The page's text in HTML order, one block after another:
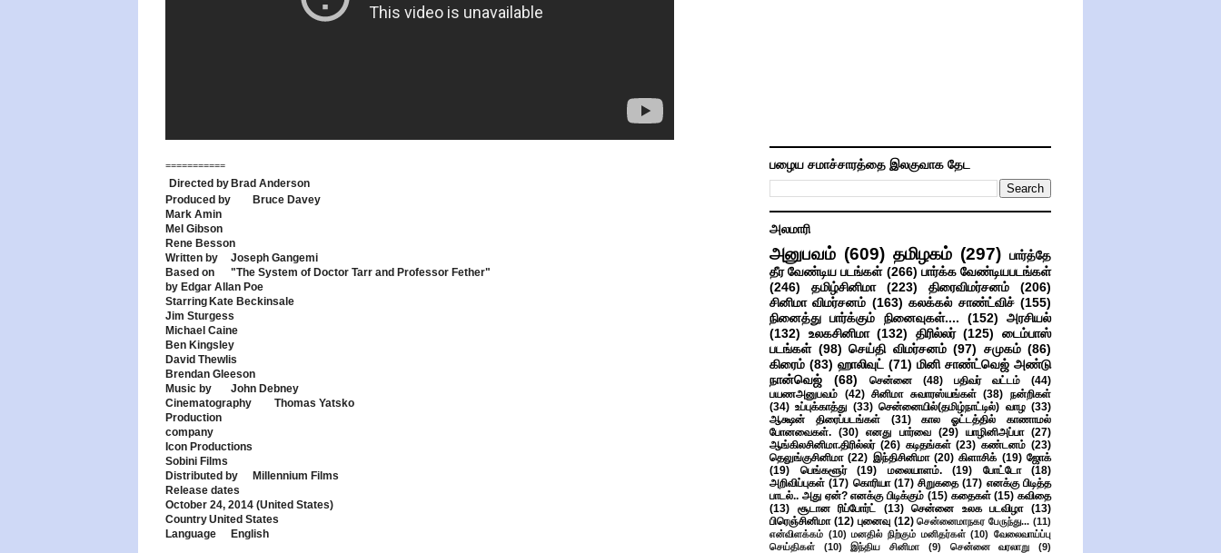
===========
Directed by Brad Anderson
Produced by
Bruce Davey
Mark Amin
Mel Gibson
Rene Besson
Written by
Joseph Gangemi
Based on
"The System of Doctor Tarr and Professor Fether"
by Edgar Allan Poe
Starring Kate Beckinsale
Jim Sturgess
Michael Caine
Ben Kingsley
David Thewlis
Brendan Gleeson
Music by
John Debney
Cinematography
Thomas Yatsko
Production
company
Icon Productions
Sobini Films
Distributed by
Millennium Films
Release dates
October 24, 2014 (United States)
CountryUnited States
Language
English
பழைய சமாச்சாரத்தை இலகுவாக தேட
அலமாரி
அனுபவம் (609) தமிழகம் (297) பார்த்தே
தீர வேண்டிய படங்கள் (266) பார்க்க வேண்டியபடங்கள்
(246)
தமிழ்சினிமா (223) திரைவிமர்சனம்
(206)
சினிமா விமர்சனம் (163) கலக்கல் சாண்ட்விச் (155)
நினைத்து பார்க்கும் நினைவுகள்....
(152)
அரசியல்
(132)
உலகசினிமா (132) திரில்லர் (125)
டைம்பாஸ்
படங்கள் (98) செய்தி விமர்சனம் (97) சமுகம் (86)
கிரைம் (83) ஹாலிவுட் (71) மினி சாண்ட்வெஜ் அண்டு
நான்வெஜ்
(68) சென்னை (48) பதிவர் வட்டம்
(44)
பயணஅனுபவம் (42) சினிமா சுவாரஸ்யங்கள் (38) நன்றிகள்
(34) உப்புக்காத்து (33) சென்னையில்(தமிழ்நாட்டில்) வாழ (33)
ஆக்ஷன் திரைப்படங்கள்
(31)
கால ஓட்டத்தில் காணாமல்
போனவைகள். (30) எனது பார்வை (29) யாழினிஅப்பா (27)
ஆங்கிலசினிமா.திரில்லர் (26) கடிதங்கள் (23) கண்டனம் (23)
தெலுங்குசினிமா (22) இந்திசினிமா (20) கிளாசிக் (19) ஜோக்
(19)
பெங்களூர் (19) மலையாளம். (19) போட்டோ
(18)
அறிவிப்புகள் (17) கொரியா (17) சிறுகதை (17) எனக்கு பிடித்த
பாடல்.. அது ஏன்? எனக்கு பிடிக்கும் (15) கதைகள் (15) கவிதை
(13)
சூடான ரிப்போர்ட் (13) சென்னை உலக படவிழா
(13)
பிரெஞ்சினிமா (12) புனைவு (12) சென்னைமாநகர பேருந்து... (11)
என்விளக்கம் (10) மனதில் நிற்கும் மனிதர்கள் (10) வேலைவாய்ப்பு
செய்திகள்
(10) இந்திய சினிமா (9) சென்னை வரலாறு
(9)